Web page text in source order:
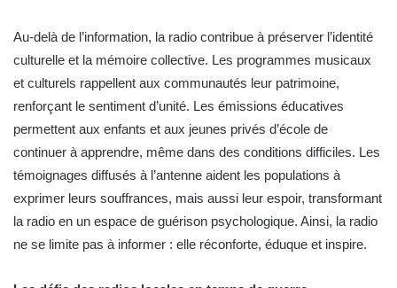
Au-delà de l’information, la radio contribue à préserver l’identité
culturelle et la mémoire collective. Les programmes musicaux
et culturels rappellent aux communautés leur patrimoine,
renforçant le sentiment d’unité. Les émissions éducatives
permettent aux enfants et aux jeunes privés d’école de
continuer à apprendre, même dans des conditions difficiles. Les
témoignages diffusés à l’antenne aident les populations à
exprimer leurs souffrances, mais aussi leur espoir, transformant
la radio en un espace de guérison psychologique. Ainsi, la radio
ne se limite pas à informer : elle réconforte, éduque et inspire.